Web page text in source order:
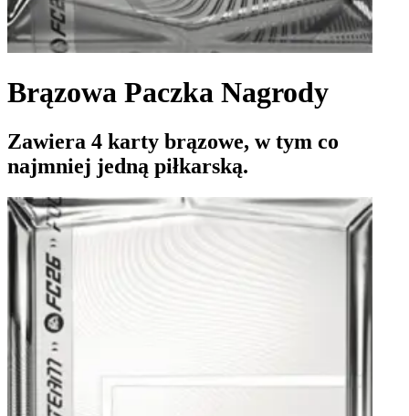
Brązowa Paczka Nagrody
Zawiera 4 karty brązowe, w tym co
najmniej jedną piłkarską.